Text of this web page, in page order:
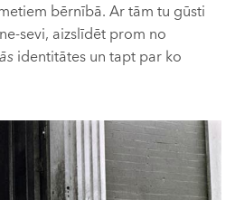
bērnībā. Ar tām tu gūsti
sevi, aizslīdēt prom no
identitātes un tapt par ko